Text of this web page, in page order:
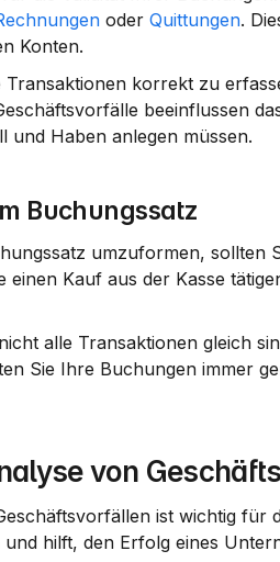
oder Quittungen.
Konten.
korrekt zu
beeinflussen
und Haben anlegen müssen.
Buchungssatz
umzuformen, sollten
einen Kauf aus der Kasse
alle Transaktionen gleich
Sie Ihre Buchungen immer
von
ist wichtig für
hilft, den Erfolg eines